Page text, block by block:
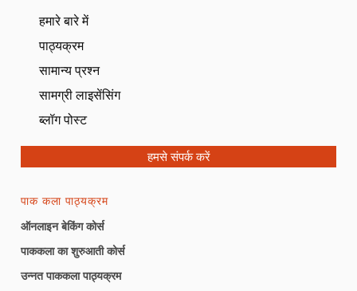
हमारे बारे में
पाठ्यक्रम
सामान्य प्रश्न
सामग्री लाइसेंसिंग
ब्लॉग पोस्ट
हमसे संपर्क करें
पाक कला पाठ्यक्रम
ऑनलाइन बेकिंग कोर्स
पाककला का शुरुआती कोर्स
उन्नत पाककला पाठ्यक्रम